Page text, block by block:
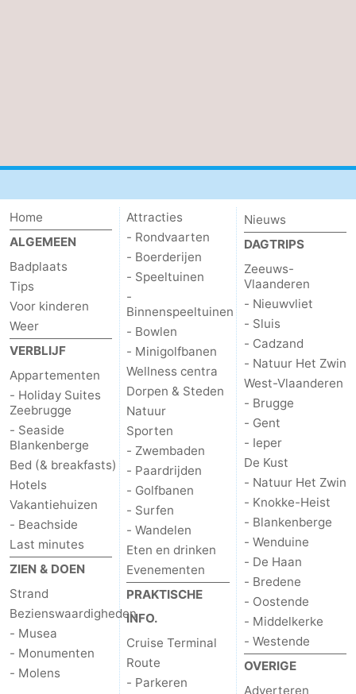
Home
ALGEMEEN
Badplaats
Tips
Voor kinderen
Weer
VERBLIJF
Appartementen
- Holiday Suites
Zeebrugge
- Seaside
Blankenberge
Bed (& breakfasts)
Hotels
Vakantiehuizen
- Beachside
Last minutes
ZIEN & DOEN
Strand
Bezienswaardigheden
- Musea
- Monumenten
- Molens
Attracties
- Rondvaarten
- Boerderijen
- Speeltuinen
-
Binnenspeeltuinen
- Bowlen
- Minigolfbanen
Wellness centra
Dorpen & Steden
Natuur
Sporten
- Zwembaden
- Paardrijden
- Golfbanen
- Surfen
- Wandelen
Eten en drinken
Evenementen
PRAKTISCHE
INFO.
Cruise Terminal
Route
- Parkeren
Nieuws
DAGTRIPS
Zeeuws-
Vlaanderen
- Nieuwvliet
- Sluis
- Cadzand
- Natuur Het Zwin
West-Vlaanderen
- Brugge
- Gent
- Ieper
De Kust
- Natuur Het Zwin
- Knokke-Heist
- Blankenberge
- Wenduine
- De Haan
- Bredene
- Oostende
- Middelkerke
- Westende
OVERIGE
Adverteren